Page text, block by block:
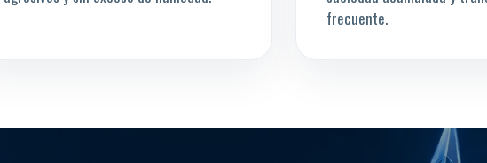
frecuente.